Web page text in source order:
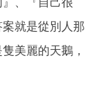
就是從別人那
美麗的天鵝，